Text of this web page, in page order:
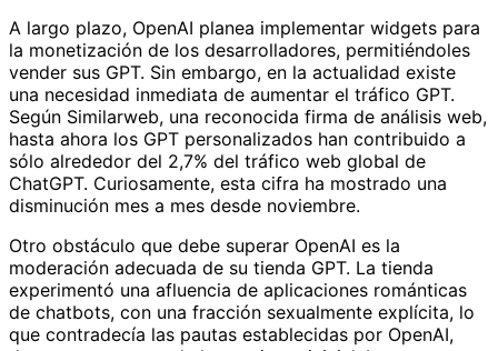
A largo plazo, OpenAI planea implementar widgets para
la monetización de los desarrolladores, permitiéndoles
vender sus GPT. Sin embargo, en la actualidad existe
una necesidad inmediata de aumentar el tráfico GPT.
Según Similarweb, una reconocida firma de análisis web,
hasta ahora los GPT personalizados han contribuido a
sólo alrededor del 2,7% del tráfico web global de
ChatGPT. Curiosamente, esta cifra ha mostrado una
disminución mes a mes desde noviembre.
Otro obstáculo que debe superar OpenAI es la
moderación adecuada de su tienda GPT. La tienda
experimentó una afluencia de aplicaciones románticas
de chatbots, con una fracción sexualmente explícita, lo
que contradecía las pautas establecidas por OpenAI,